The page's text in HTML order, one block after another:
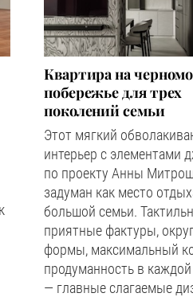
Квартира на
побережье для трех
поколений семьи
Этот мягкий
интерьер с элементами
по проекту Анны
задуман как место
большой семьи.
приятные фактуры,
формы, максимальный
продуманность в
— главные слагаемые